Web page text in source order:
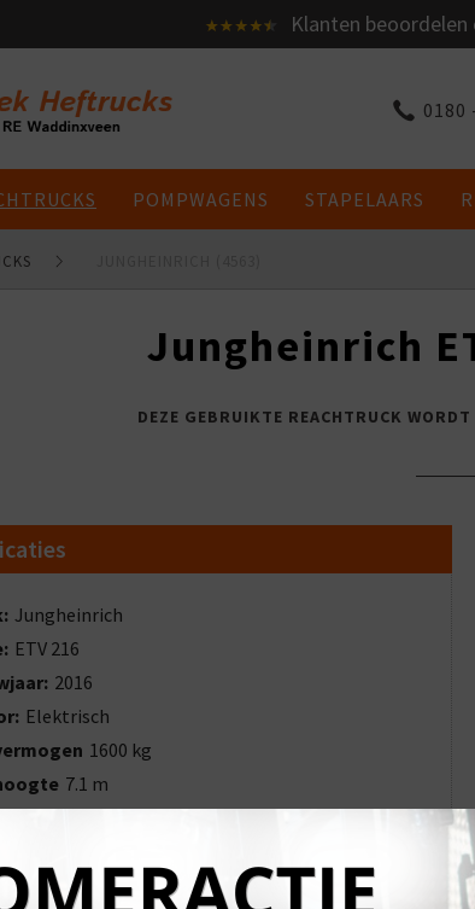
Klanten
0180
POMPWAGENS STAPELAARS
Jungheinrich
DEZE GEBRUIKTE REACHTRUCK
Jungheinrich
ETV 216
2016
Elektrisch
1600 kg
7.1 m
PRIJSOPGAVE AAN